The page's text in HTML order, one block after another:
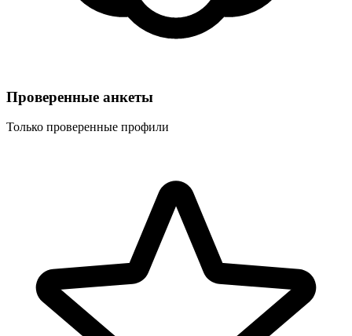
Проверенные анкеты
Только проверенные профили